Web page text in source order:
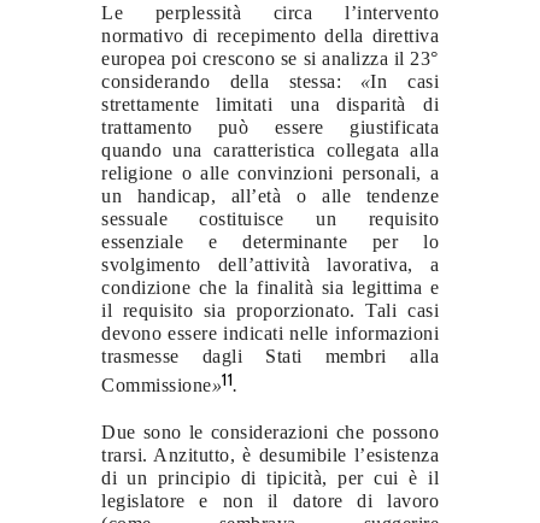
Le perplessità circa l’intervento
normativo di recepimento della direttiva
europea poi crescono se si analizza il 23°
considerando della stessa:
«In casi
strettamente limitati una disparità di
trattamento può essere giustificata
quando una caratteristica collegata alla
religione o alle convinzioni personali, a
un handicap, all’età o alle tendenze
sessuale costituisce un requisito
essenziale e determinante per lo
svolgimento dell’attività lavorativa, a
condizione che la finalità sia legittima e
il requisito sia proporzionato. Tali casi
devono essere indicati nelle informazioni
trasmesse dagli Stati membri alla
Commissione»11.
Due sono le considerazioni che possono
trarsi. Anzitutto, è desumibile l’esistenza
di un principio di tipicità, per cui è il
legislatore e non il datore di lavoro